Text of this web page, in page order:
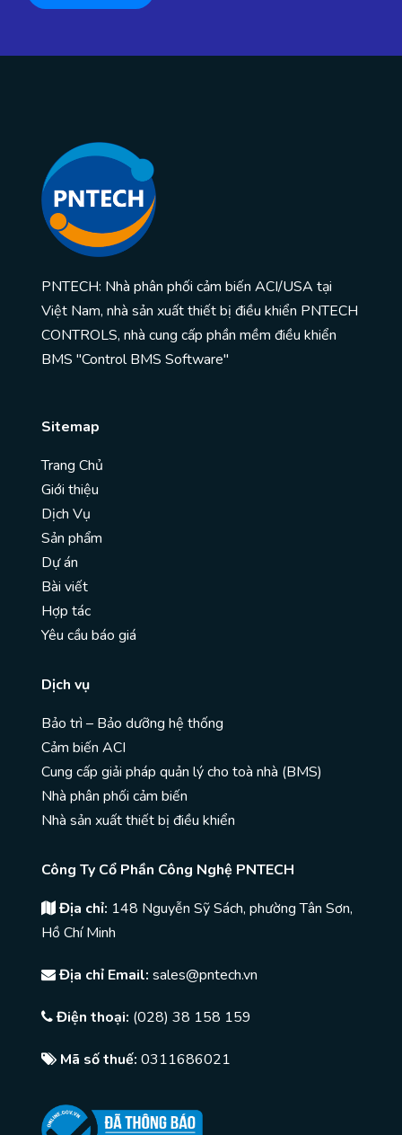
PNTECH: Nhà phân phối cảm biến ACI/USA tại
Việt Nam, nhà sản xuất thiết bị điều khiển PNTECH
CONTROLS, nhà cung cấp phần mềm điều khiển
BMS "Control BMS Software"
Sitemap
Trang Chủ
Giới thiệu
Dịch Vụ
Sản phẩm
Dự án
Bài viết
Hợp tác
Yêu cầu báo giá
Dịch vụ
Bảo trì – Bảo dưỡng hệ thống
Cảm biến ACI
Cung cấp giải pháp quản lý cho toà nhà (BMS)
Nhà phân phối cảm biến
Nhà sản xuất thiết bị điều khiển
Công Ty Cổ Phần Công Nghệ PNTECH
Địa chỉ: 148 Nguyễn Sỹ Sách, phường Tân Sơn,
Hồ Chí Minh
Địa chỉ Email: sales@pntech.vn
Điện thoại: (028) 38 158 159
Mã số thuế: 0311686021